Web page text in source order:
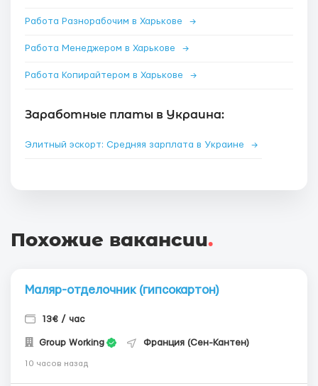
Работа Разнорабочим в Харькове →
Работа Менеджером в Харькове →
Работа Копирайтером в Харькове →
Заработные платы в Украина:
Элитный эскорт: Средняя зарплата в Украине →
Похожие вакансии.
Маляр-отделочник (гипсокартон)
13€ / час
Group Working Франция (Сен-Кантен)
10 часов назад